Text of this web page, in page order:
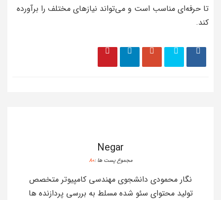
تا حرفه‌ای مناسب است و می‌تواند نیازهای مختلف را برآورده
کند.
Negar
مجموع پست ها :80
نگار محمودی دانشجوی مهندسی کامپیوتر متخصص
تولید محتوای سئو شده مسلط به بررسی پردازنده ها